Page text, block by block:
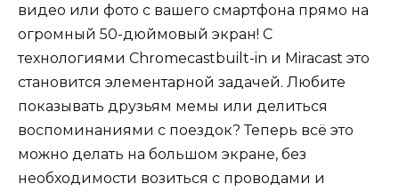
видео или фото с вашего смартфона прямо на
огромный 50-дюймовый экран! С
технологиями Chromecastbuilt-in и Miracast это
становится элементарной задачей. Любите
показывать друзьям мемы или делиться
воспоминаниями с поездок? Теперь всё это
можно делать на большом экране, без
необходимости возиться с проводами и